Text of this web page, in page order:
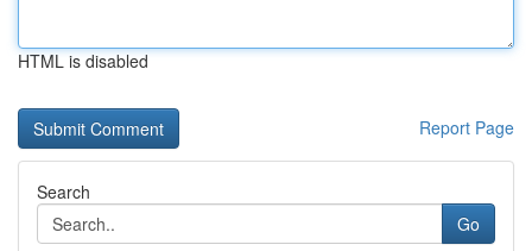
HTML is disabled
Report Page
Search
Go